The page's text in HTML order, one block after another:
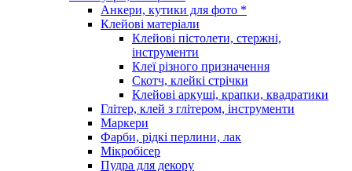
Анкери, кутики для фото *
Клейові матеріали
Клейові пістолети, стержні,
інструменти
Клеї різного призначення
Скотч, клейкі стрічки
Клейові аркуші, крапки, квадратики
Глітер, клей з глітером, інструменти
Маркери
Фарби, рідкі перлини, лак
Мікробісер
Пудра для декору